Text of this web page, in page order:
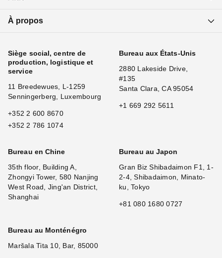
À propos
Siège social, centre de
production, logistique et
service
11 Breedewues, L-1259
Senningerberg, Luxembourg
+352 2 600 8670
+352 2 786 1074
Bureau aux États-Unis
2880 Lakeside Drive,
#135
Santa Clara, CA 95054
+1 669 292 5611
Bureau en Chine
35th floor, Building A,
Zhongyi Tower, 580 Nanjing
West Road, Jing'an District,
Shanghai
Bureau au Japon
Gran Biz Shibadaimon F1, 1-
2-4, Shibadaimon, Minato-
ku, Tokyo
+81 080 1680 0727
Bureau au Monténégro
Maršala Tita 10, Bar, 85000